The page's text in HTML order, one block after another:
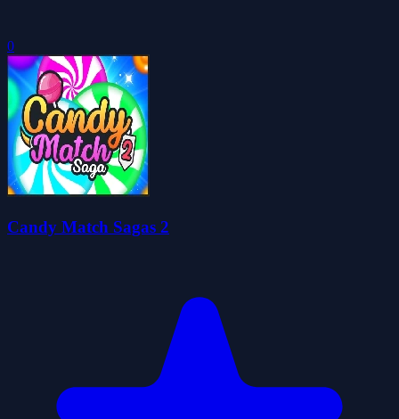
0
Candy Match Sagas 2